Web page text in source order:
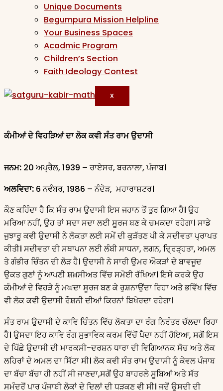
Unique Documents
Begumpura Mission Helpline
Your Business Spaces
Acadmic Program
Children’s Section
Faith Ideology Contest
X
ਕੰਮੀਆਂ ਦੇ ਵਿਹੜਿਆਂ ਦਾ ਲੋਕ ਕਵੀ ਸੰਤ ਰਾਮ ਉਦਾਸੀ
ਜਨਮ: 20 ਅਪ੍ਰੈਲ, 1939 – ਰਾਏਸਰ, ਬਰਨਾਲਾ, ਪੰਜਾਬ।
ਅਲਵਿਦਾ: 6 ਨਵੰਬਰ, 1986 – ਨੰਦੇੜ, ਮਹਾਰਾਸ਼ਟਰ।
ਕੌਣ ਕਹਿੰਦਾ ਹੈ ਕਿ ਸੰਤ ਰਾਮ ਉਦਾਸੀ ਇਸ ਜਹਾਨ ਤੋਂ ਤੁਰ ਗਿਆ ਹੈ। ਉਹ
ਮਰਿਆ ਨਹੀਂ, ਉਹ ਤਾਂ ਸਦਾ ਸਦਾ ਲਈ ਸੂਰਜ ਬਣ ਕੇ ਚਮਕਦਾ ਰਹੇਗਾ। ਸਾਡੇ
ਜੁਝਾਰੂ ਕਵੀ ਉਦਾਸੀ ਨੇ ਲੋਕਤਾ ਲਈ ਸਮੇਂ ਦੀ ਕੁੜੱਤਣ ਪੀ ਕੇ ਸਦੀਵਤਾ ਪ੍ਰਾਪਤ
ਕੀਤੀ। ਸਦੀਵਤਾ ਦੀ ਸਥਾਪਨਾ ਲਈ ਲੰਬੀ ਸਾਧਨਾ, ਲਗਨ, ਦ੍ਰਿੜ੍ਹਤਾ, ਅਮਲ
ਤੇ ਗੰਭੀਰ ਚਿੰਤਨ ਦੀ ਲੋੜ ਹੈ। ਉਦਾਸੀ ਨੇ ਸਾਰੀ ਉਮਰ ਔਕੜਾਂ ਦੇ ਬਾਵਜੂਦ
ਉਕਤ ਗੁਣਾਂ ਨੂੰ ਆਪਣੀ ਸ਼ਖ਼ਸੀਅਤ ਵਿੱਚ ਸਮੋਈ ਰੱਖਿਆ। ਇਸੇ ਕਰਕੇ ਉਹ
ਕੰਮੀਆਂ ਦੇ ਵਿਹੜੇ ਨੂੰ ਮਘਦਾ ਸੂਰਜ ਬਣ ਕੇ ਰੁਸ਼ਨਾਉਂਦਾ ਰਿਹਾ ਅਤੇ ਭਵਿੱਖ ਵਿੱਚ
ਵੀ ਲੋਕ ਕਵੀ ਉਦਾਸੀ ਰੌਸ਼ਨੀ ਦੀਆਂ ਕਿਰਨਾਂ ਬਿਖੇਰਦਾ ਰਹੇਗਾ।
ਸੰਤ ਰਾਮ ਉਦਾਸੀ ਦੇ ਕਾਵਿ ਚਿੰਤਨ ਵਿੱਚ ਲੋਕਤਾ ਦਾ ਰੰਗ ਨਿਰੰਤਰ ਚੱਲਦਾ ਰਿਹਾ
ਹੈ। ਉਸਦਾ ਇਹ ਕਾਵਿ ਰੰਗ ਸੁਭਾਵਿਕ ਕਰਮ ਵਿੱਚੋਂ ਪੈਦਾ ਨਹੀਂ ਹੋਇਆ, ਸਗੋਂ ਇਸ
ਦੇ ਪਿੱਛੇ ਉਦਾਸੀ ਦੀ ਮਾਰਕਸੀ-ਦਰਸ਼ਨ ਧਾਰਾ ਦੀ ਵਿਗਿਆਨਕ ਸੋਚ ਅਤੇ ਲੋਕ
ਲਹਿਰਾਂ ਦੇ ਅਮਲ ਦਾ ਸਿੱਟਾ ਸੀ। ਲੋਕ ਕਵੀ ਸੰਤ ਰਾਮ ਉਦਾਸੀ ਨੂੰ ਕੇਵਲ ਪੰਜਾਬ
ਦਾ ਬੱਚਾ ਬੱਚਾ ਹੀ ਨਹੀਂ ਸੀ ਜਾਣਦਾ,ਸਗੋਂ ਉਹ ਬਾਹਰਲੇ ਸੂਬਿਆਂ ਅਤੇ ਸੱਤ
ਸਮੰਦਰੋਂ ਪਾਰ ਪੰਜਾਬੀ ਲੋਕਾਂ ਦੇ ਦਿਲਾਂ ਦੀ ਧੜਕਣ ਵੀ ਸੀ। ਜਦੋਂ ਉਸਦੀ ਦੀ